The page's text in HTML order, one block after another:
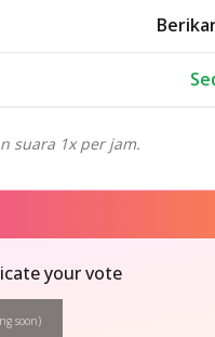
suara 1x per jam.
your vote
soon)